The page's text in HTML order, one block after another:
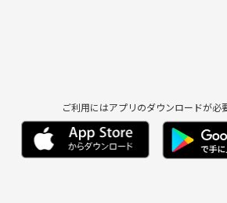
ご利用にはアプリのダウンロードが必